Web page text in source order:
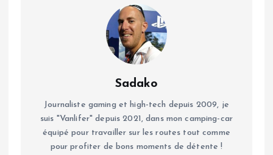
Sadako
Journaliste gaming et high-tech depuis 2009, je
suis "Vanlifer" depuis 2021, dans mon camping-car
équipé pour travailler sur les routes tout comme
pour profiter de bons moments de détente !